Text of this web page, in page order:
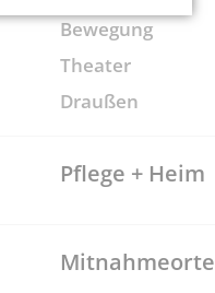
Bewegung
Theater
Draußen
Pflege + Heim
Mitnahmeorte